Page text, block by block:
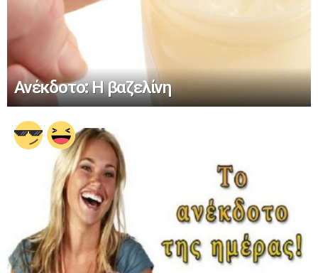
Ανέκδοτο: Η βαζελίνη